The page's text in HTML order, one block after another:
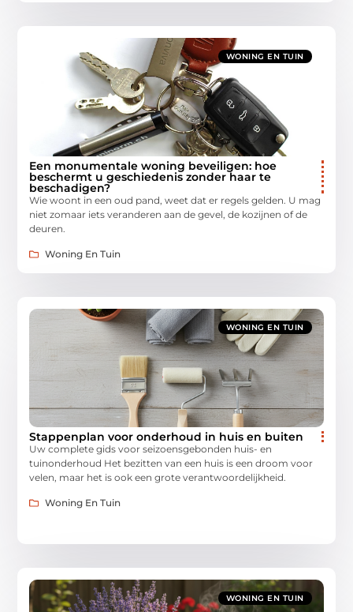
WONING EN TUIN
Een monumentale woning beveiligen: hoe
beschermt u geschiedenis zonder haar te
beschadigen?
Wie woont in een oud pand, weet dat er regels gelden. U mag
niet zomaar iets veranderen aan de gevel, de kozijnen of de
deuren.
Woning En Tuin
WONING EN TUIN
Stappenplan voor onderhoud in huis en buiten
Uw complete gids voor seizoensgebonden huis- en
tuinonderhoud Het bezitten van een huis is een droom voor
velen, maar het is ook een grote verantwoordelijkheid.
Woning En Tuin
WONING EN TUIN